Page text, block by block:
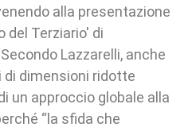
alla presentazione
del Terziario' di
Lazzarelli, anche
di dimensioni ridotte
un approccio globale alla
“la sfida che